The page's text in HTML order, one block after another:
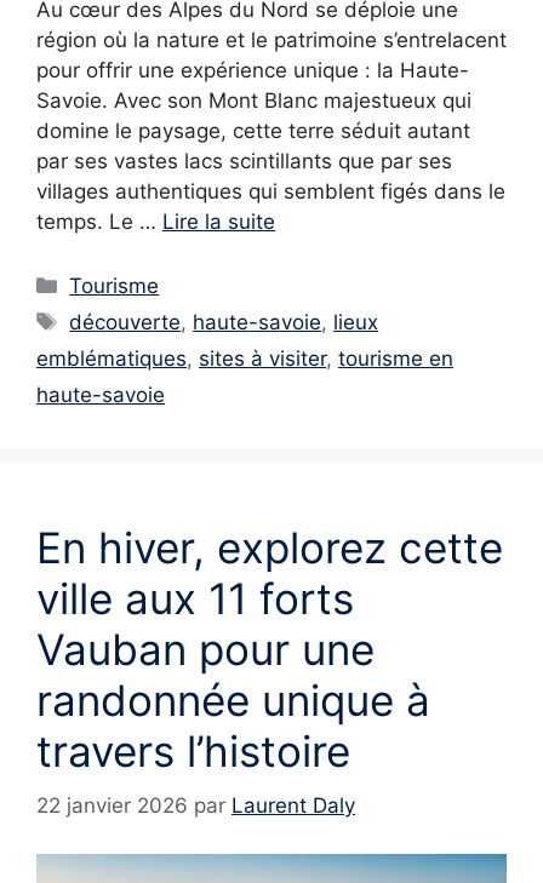
Au cœur des Alpes du Nord se déploie une
région où la nature et le patrimoine s’entrelacent
pour offrir une expérience unique : la Haute-
Savoie. Avec son Mont Blanc majestueux qui
domine le paysage, cette terre séduit autant
par ses vastes lacs scintillants que par ses
villages authentiques qui semblent figés dans le
temps. Le … Lire la suite
Catégories
Tourisme
Étiquettes
découverte, haute-savoie, lieux
emblématiques, sites à visiter, tourisme en
haute-savoie
En hiver, explorez cette
ville aux 11 forts
Vauban pour une
randonnée unique à
travers l’histoire
22 janvier 2026 par Laurent Daly